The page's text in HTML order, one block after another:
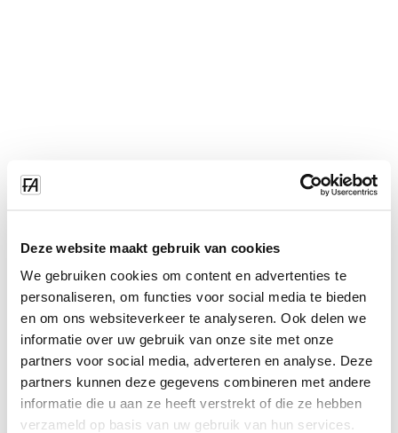
Deze website maakt gebruik van cookies
We gebruiken cookies om content en advertenties te
personaliseren, om functies voor social media te bieden
en om ons websiteverkeer te analyseren. Ook delen we
informatie over uw gebruik van onze site met onze
partners voor social media, adverteren en analyse. Deze
partners kunnen deze gegevens combineren met andere
informatie die u aan ze heeft verstrekt of die ze hebben
verzameld op basis van uw gebruik van hun services.